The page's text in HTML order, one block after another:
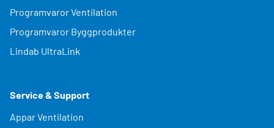
Programvaror Ventilation
Programvaror Byggprodukter
Lindab UltraLink
Service & Support
Appar Ventilation